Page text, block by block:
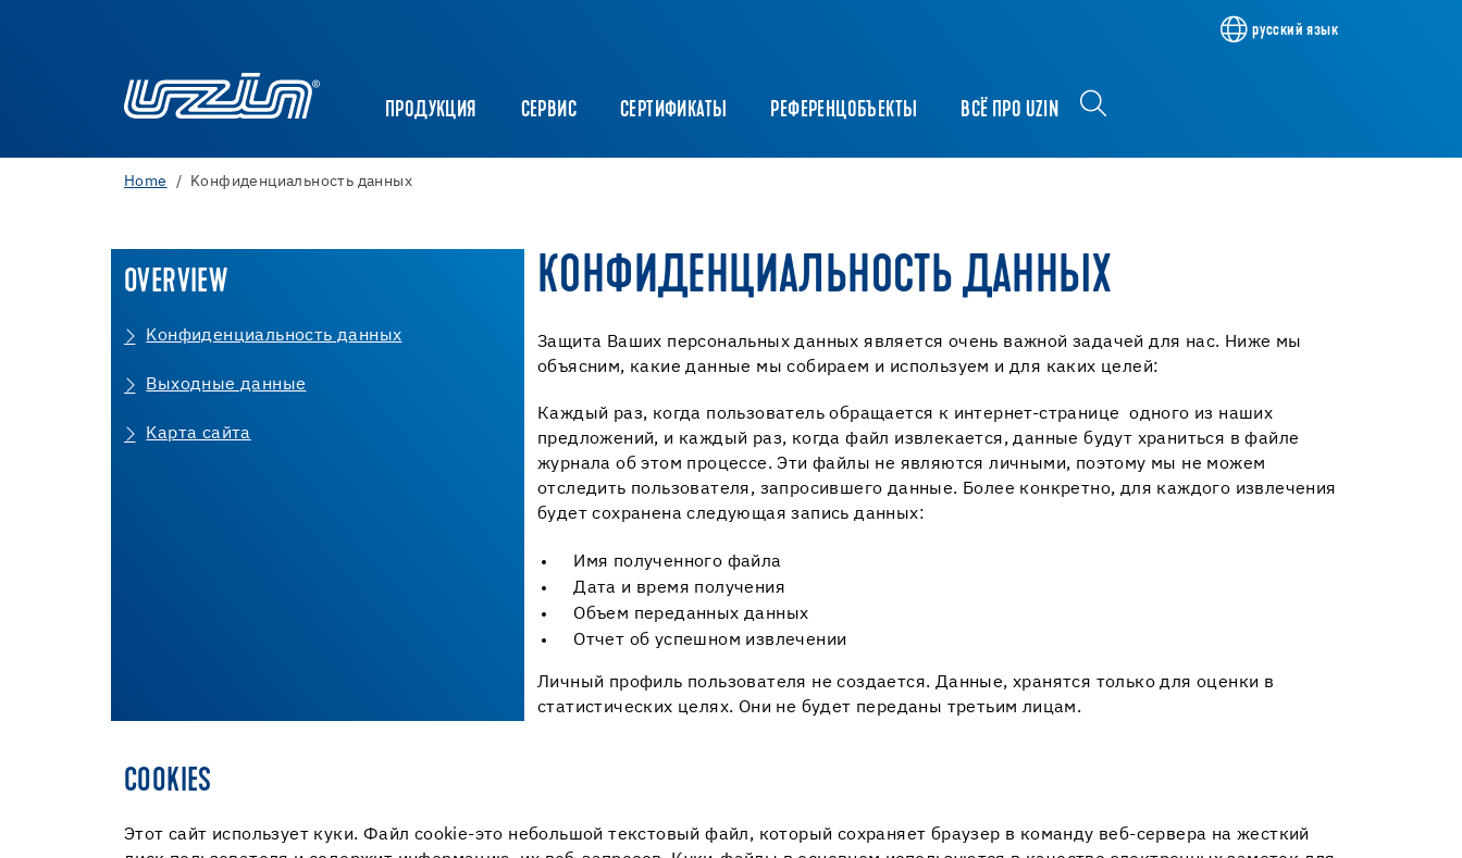
русский язык
ПРОДУКЦИЯ CЕРВИС СЕРТИФИКАТЫ РЕФЕРЕНЦОБЪЕКТЫ ВСЁ ПРО UZIN
Home Kонфиденциальность данных
OVERVIEW
Kонфиденциальность данных
Bыходные данные
Kарта сайта
КОНФИДЕНЦИАЛЬНОСТЬ ДАННЫХ
Защита Ваших персональных данных является очень важной задачей для нас. Ниже мы
объясним, какие данные мы собираем и используем и для каких целей:
Каждый раз, когда пользователь обращается к интернет-странице одного из наших
предложений, и каждый раз, когда файл извлекается, данные будут храниться в файле
журнала об этом процессе. Эти файлы не являются личными, поэтому мы не можем
отследить пользователя, запросившего данные. Более конкретно, для каждого извлечения
будет сохранена следующая запись данных:
Имя полученного файла
Дата и время получения
Объем переданных данных
Отчет об успешном извлечении
Личный профиль пользователя не создается. Данные, хранятся только для оценки в
статистических целях. Они не будет переданы третьим лицам.
COOKIES
Этот сайт использует куки. Файл cookie-это небольшой текстовый файл, который сохраняет браузер в команду веб-сервера на жесткий